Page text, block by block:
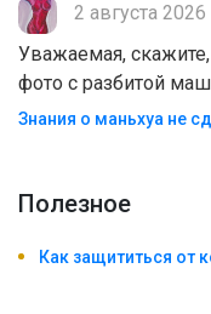
2 августа
Уважаемая,
фото с разбитой
Знания о маньхуа не
Полезноe
Как защититься от